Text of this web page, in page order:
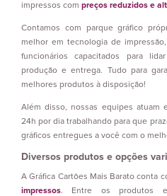
impressos com preços reduzidos e
Contamos com parque gráfico
melhor em tecnologia de impressão,
funcionários capacitados para
produção e entrega. Tudo para
melhores produtos à disposição!
Além disso, nossas equipes atuam
24h por dia trabalhando para que
gráficos entregues a você com o
Diversos produtos e opções
A Gráfica Cartões Mais Barato conta
impressos. Entre os produtos